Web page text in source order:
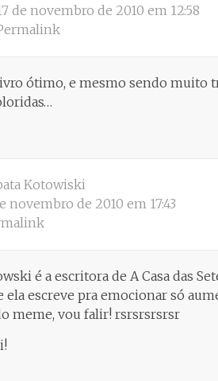
de novembro de 2010 em 12:58
ótimo, e mesmo sendo muito
Kotowiski
novembro de 2010 em 17:43
é a escritora de A Casa das
ela escreve pra emocionar só
meme, vou falir! rsrsrsrsrsr